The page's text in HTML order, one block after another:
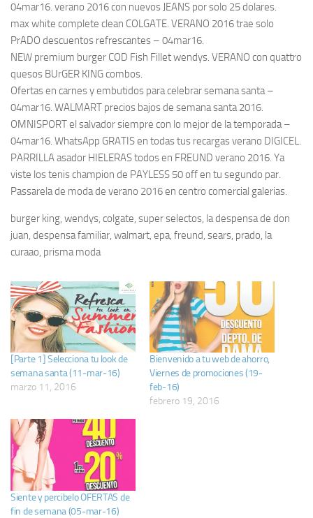
04mar16. verano 2016 con nuevos JEANS por solo 25 dolares.
max white complete clean COLGATE. VERANO 2016 trae solo
PrADO descuentos refrescantes – 04mar16.
NEW premium burger COD Fish Fillet wendys. VERANO con quattro
quesos BUrGER KING combos.
Ofertas en carnes y embutidos para celebrar semana santa –
04mar16. WALMART precios bajos de semana santa 2016.
OMNISPORT el salvador siempre con lo mejor de la temporada –
04mar16. WhatsApp GRATIS en todas tus recargas verano DIGICEL.
PARRILLA asador HIELERAS todos en FREUND verano 2016. Ya
viste los tenis champion de PAYLESS 50 off en tu segundo par.
Passarela de moda de verano 2016 en centro comercial galerias.
burger king, wendys, colgate, super selectos, la despensa de don
juan, despensa familiar, walmart, epa, freund, sears, prado, la
curaao, prisma moda
[Parte 1] Selecciona tu look de
semana santa (11-mar-16)
marzo 11, 2016
Bienvenido a tu web de ahorro,
Viernes de promociones (19-
feb-16)
febrero 19, 2016
Siente y percibelo OFERTAS de
fin de semana (05-mar-16)